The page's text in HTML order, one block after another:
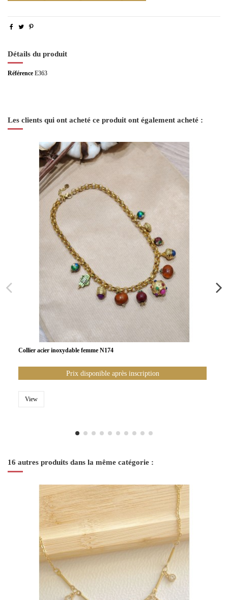
Détails du produit
Référence E363
Les clients qui ont acheté ce produit ont également acheté :
Collier acier inoxydable femme N174
Prix disponible après inscription
View
16 autres produits dans la même catégorie :